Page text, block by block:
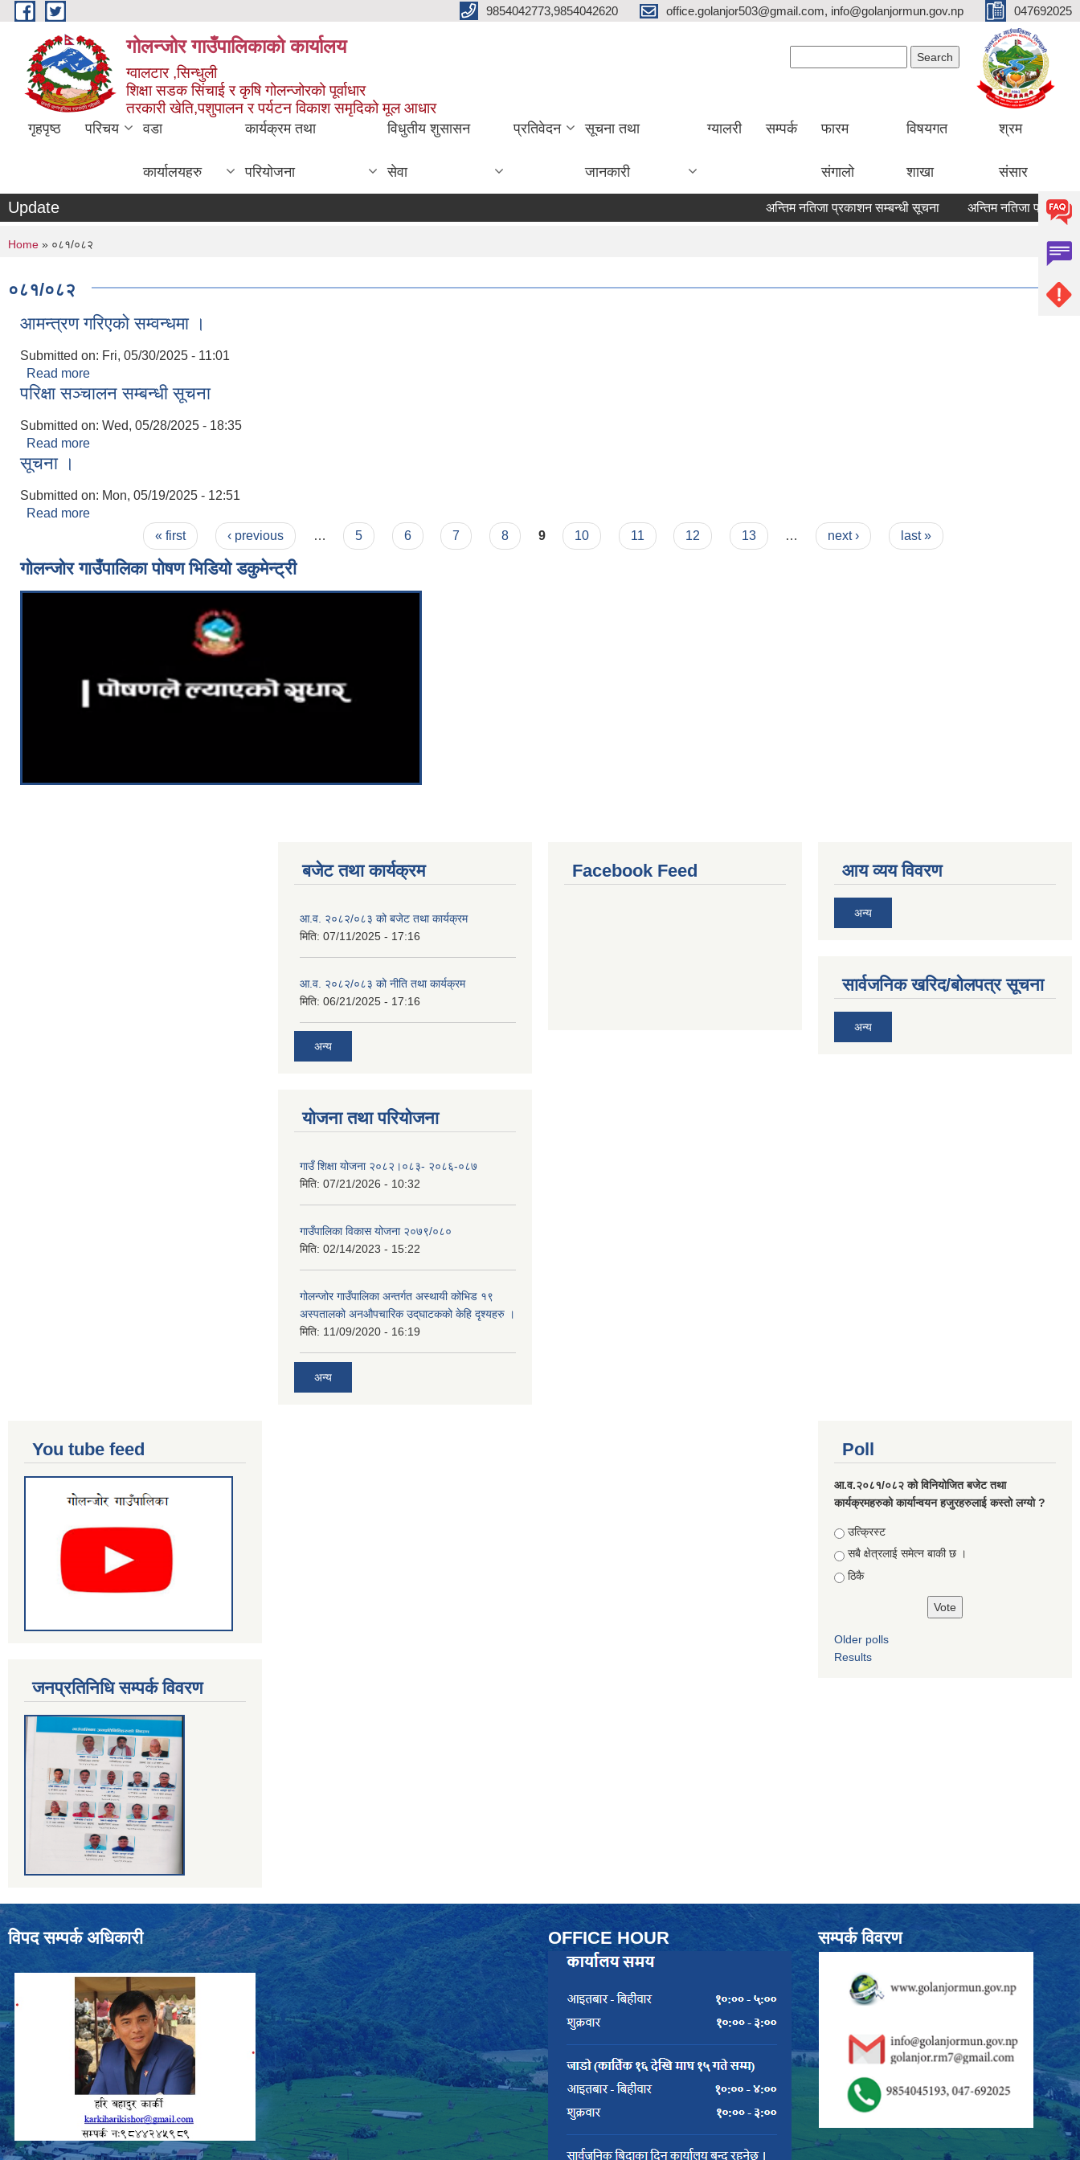
Skip to main content 9854042773,9854042620 office.golanjor503@gmail.com, info@golanjormun.gov.np 047692025
गोलन्जोर गाउँपालिकाको कार्यालय
ग्वालटार ,सिन्धुली
शिक्षा सडक सिंचाई र कृषि गोलन्जोरको पूर्वाधार
तरकारी खेति,पशुपालन र पर्यटन विकाश समृदिको मूल आधार
गृहपृष्ठ परिचय वडा
कार्यालयहरु
कार्यक्रम तथा
परियोजना
विधुतीय शुसासन
सेवा
प्रतिवेदन सूचना तथा
जानकारी
ग्यालरी सम्पर्क फारम
संगालो
विषयगत
शाखा
श्रम
संसार
Update अन्तिम नतिजा प्रकाशन सम्बन्धी सूचना अन्तिम नतिजा प्रकाशन
You are here
Home » ०८१/०८२
०८१/०८२
आमन्त्रण गरिएको सम्वन्धमा ।
Submitted on: Fri, 05/30/2025 - 11:01
Read more
परिक्षा सञ्चालन सम्बन्धी सूचना
Submitted on: Wed, 05/28/2025 - 18:35
Read more
सूचना ।
Submitted on: Mon, 05/19/2025 - 12:51
Read more
« first ‹ previous … 5 6 7 8 9 10 11 12 13 … next › last »
गोलन्जोर गाउँपालिका पोषण भिडियो डकुमेन्ट्री
बजेट तथा कार्यक्रम
आ.व. २०८२/०८३ को बजेट तथा कार्यक्रम
मिति: 07/11/2025 - 17:16
आ.व. २०८२/०८३ को नीति तथा कार्यक्रम
मिति: 06/21/2025 - 17:16
अन्य
योजना तथा परियोजना
गाउँ शिक्षा योजना २०८२।०८३- २०८६-०८७
मिति: 07/21/2026 - 10:32
गाउँपालिका विकास योजना २०७९/०८०
मिति: 02/14/2023 - 15:22
गोलन्जोर गाउँपालिका अन्तर्गत अस्थायी कोभिड १९
अस्पतालको अनऔपचारिक उद्‌घाटकको केहि दृश्यहरु ।
मिति: 11/09/2020 - 16:19
अन्य
Facebook Feed आय व्यय विवरण
अन्य
सार्वजनिक खरिद/बोलपत्र सूचना
अन्य
You tube feed
जनप्रतिनिधि सम्पर्क विवरण
Poll
आ.व.२०८१/०८२ को विनियोजित बजेट तथा
कार्यक्रमहरुको कार्यान्वयन हजुरहरुलाई कस्तो लग्यो ?
Choices
उत्क्रिस्ट
सबै क्षेत्रलाई समेत्न बाकी छ ।
ठिकै
Older polls
Results
विपद सम्पर्क अधिकारी OFFICE HOUR सम्पर्क विवरण